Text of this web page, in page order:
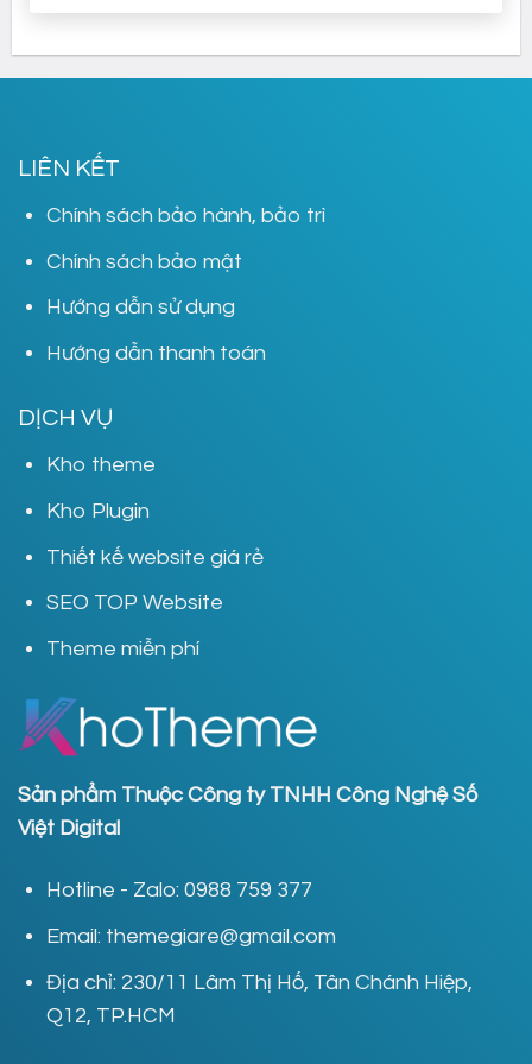
399,000₫.
LIÊN KẾT
Chính sách bảo hành, bảo trì
Chính sách bảo mật
Hướng dẫn sử dụng
Hướng dẫn thanh toán
DỊCH VỤ
Kho theme
Kho Plugin
Thiết kế website giá rẻ
SEO TOP Website
Theme miễn phí
Sản phẩm Thuộc Công ty TNHH Công Nghệ Số
Việt Digital
Hotline - Zalo: 0988 759 377
Email: themegiare@gmail.com
Địa chỉ: 230/11 Lâm Thị Hố, Tân Chánh Hiệp,
Q12, TP.HCM